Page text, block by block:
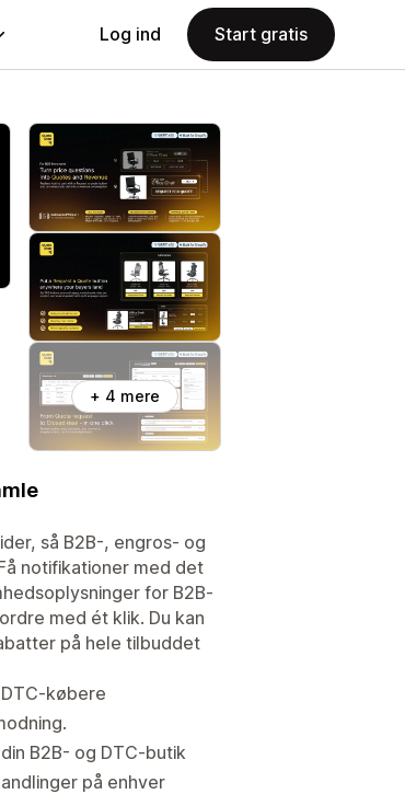
Log ind Start gratis
+ 4 mere
så B2B-, engros- og
notifikationer med det
for B2B-
med ét klik. Du kan
på hele tilbuddet
købere
B2B- og DTC-butik
på enhver